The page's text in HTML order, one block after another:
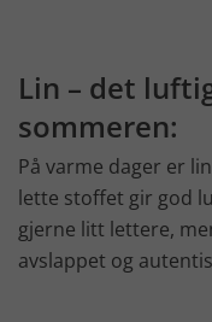
Lin – det
sommeren:
På varme dager er
lette stoffet gir god
gjerne litt lettere,
avslappet og